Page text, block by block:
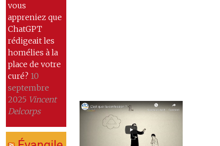
vous
appreniez que
ChatGPT
rédigeait les
homélies à la
place de votre
curé? 10
septembre
2025 Vincent
Delcorps